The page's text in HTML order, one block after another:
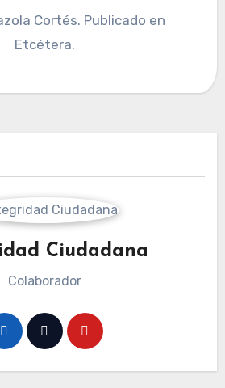
Etcétera.
Ciudadana
Colaborador